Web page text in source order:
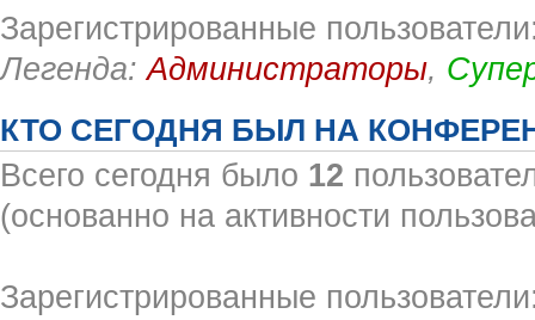
Зарегистрированные
Легенда:Администраторы,
КТО СЕГОДНЯ БЫЛ НА
Всего сегодня было 12
(основанно на активности
Зарегистрированные